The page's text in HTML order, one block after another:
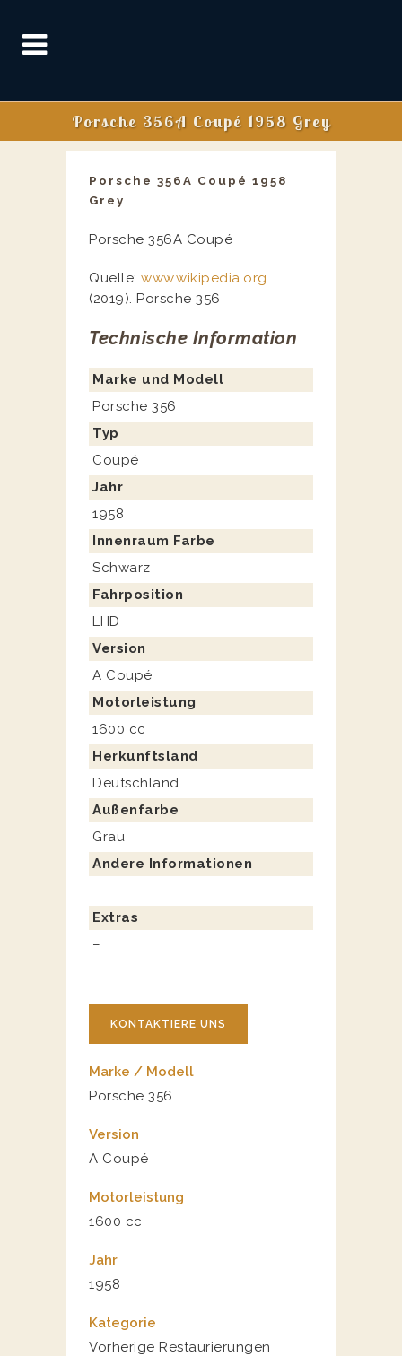
Porsche 356A Coupé 1958 Grey
Porsche 356A Coupé 1958
Grey
Porsche 356A Coupé
Quelle: www.wikipedia.org
(2019). Porsche 356
Technische Information
Marke und Modell
Porsche 356
Typ
Coupé
Jahr
1958
Innenraum Farbe
Schwarz
Fahrposition
LHD
Version
A Coupé
Motorleistung
1600 cc
Herkunftsland
Deutschland
Außenfarbe
Grau
Andere Informationen
–
Extras
–
KONTAKTIERE UNS
Marke / Modell
Porsche 356
Version
A Coupé
Motorleistung
1600 cc
Jahr
1958
Kategorie
Vorherige Restaurierungen